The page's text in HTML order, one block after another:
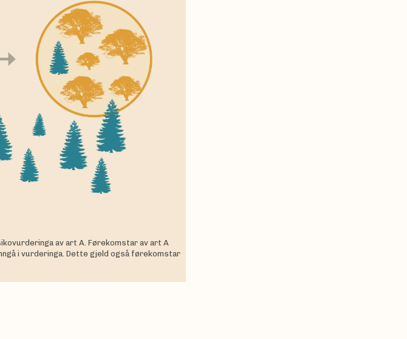
av art A. Førekomstar av art A
i vurderinga. Dette gjeld også førekomstar